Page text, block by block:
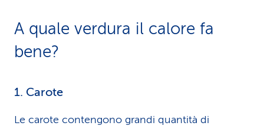
A quale verdura il calore fa
bene?
1. Carote
Le carote contengono grandi quantità di